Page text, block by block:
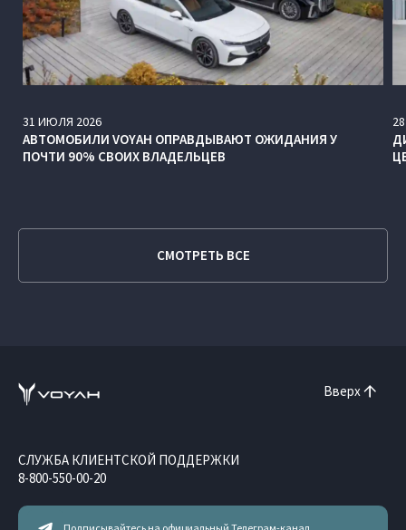
31 ИЮЛЯ 2026
АВТОМОБИЛИ VOYAH ОПРАВДЫВАЮТ ОЖИДАНИЯ У
ПОЧТИ 90% СВОИХ ВЛАДЕЛЬЦЕВ
28
СМОТРЕТЬ ВСЕ
Вверх
СЛУЖБА КЛИЕНТСКОЙ ПОДДЕРЖКИ
8-800-550-00-20